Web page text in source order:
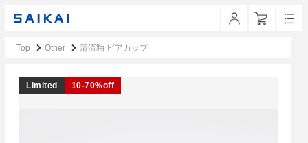
Top Other 清流釉 ビアカップ
Limited 10-70%off